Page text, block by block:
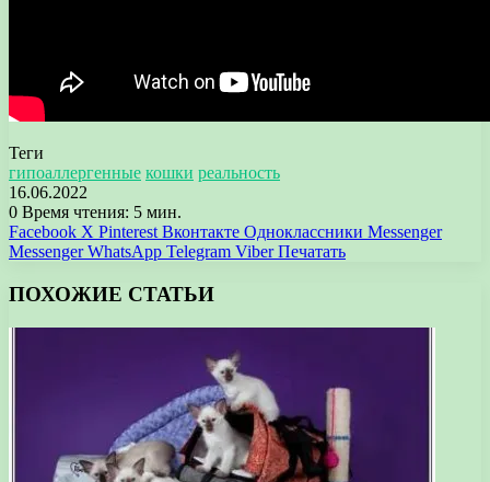
Теги
гипоаллергенные кошки реальность
16.06.2022
0 Время чтения: 5 мин.
Facebook X Pinterest Вконтакте Одноклассники Messenger
Messenger WhatsApp Telegram Viber Печатать
ПОХОЖИЕ СТАТЬИ